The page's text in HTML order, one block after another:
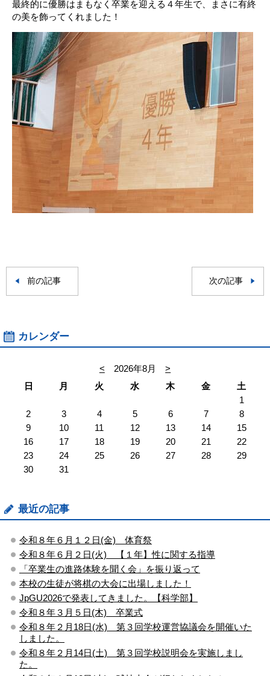
最終的に優勝はまもなく卒業を迎える４年生で、まさに有終
の美を飾ってくれました！
前の記事 次の記事
カレンダー
< 2026年8月
>
日
月 火 水 木 金
土
1
2
3 4 5 6 7
8
9
10 11 12 13 14
15
16
17 18 19 20 21
22
23
24 25 26 27 28
29
30
31
最近の記事
令和８年６月１２日(金) 体育祭
令和８年６月２日(火) 【１年】性に関する指導
「卒業生の進路体験を聞く会」を振り返って
本校の生徒が将棋の大会に出場しました！
JpGU2026で発表してきました。【科学部】
令和８年３月５日(木) 卒業式
令和８年２月18日(水) 第３回学校運営協議会を開催いた
しました。
令和８年２月14日(土) 第３回学校説明会を実施しまし
た。